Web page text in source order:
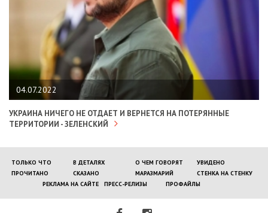
04.07.2022
УКРАИНА НИЧЕГО НЕ ОТДАЕТ И ВЕРНЕТСЯ НА ПОТЕРЯННЫЕ
ТЕРРИТОРИИ - ЗЕЛЕНСКИЙ
ТОЛЬКО ЧТО В ДЕТАЛЯХ О ЧЕМ ГОВОРЯТ
УВИДЕНО
ПРОЧИТАНО
СКАЗАНО МАРАЗМАРИЙ
СТЕНКА НА СТЕНКУ
РЕКЛАМА НА САЙТЕ
ПРЕСС-РЕЛИЗЫ ПРОФАЙЛЫ